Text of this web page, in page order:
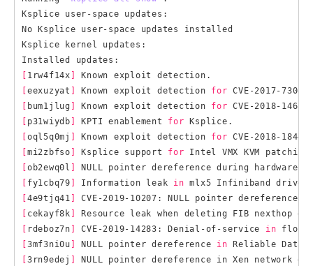
Ksplice user-space updates:
No Ksplice user-space updates installed
Ksplice kernel updates:
1rw4f14x
eexuzyat Known exploit detection for
bum1jlug Known exploit detection for
p31wiydb KPTI enablement for
oql5q0mj Known exploit detection for
mi2zbfso Ksplice support for
ob2ewq0l
NULL pointer dereference during hardware
fy1cbq79 Information leak in
4e9tjq41 CVE-2019-10207: NULL pointer dereference
cekayf8k
rdeboz7n CVE-2019-14283: Denial-of-service in
3mf3ni0u NULL pointer dereference in
3rn9edej NULL pointer dereference in